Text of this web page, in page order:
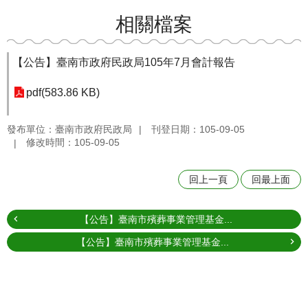
相關檔案
【公告】臺南市政府民政局105年7月會計報告
pdf(583.86 KB)
發布單位：臺南市政府民政局
刊登日期：105-09-05
修改時間：105-09-05
回上一頁 回最上面
【公告】臺南市殯葬事業管理基金...
【公告】臺南市殯葬事業管理基金...